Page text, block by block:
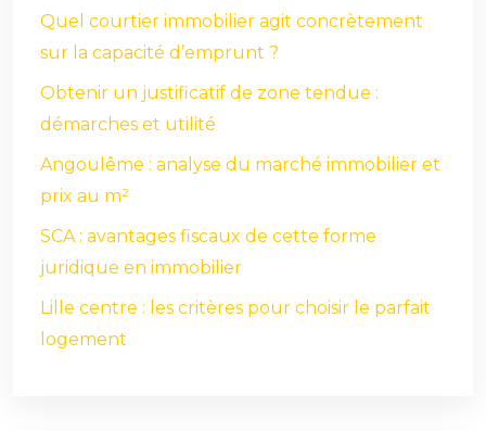
Quel courtier immobilier agit concrètement
sur la capacité d’emprunt ?
Obtenir un justificatif de zone tendue :
démarches et utilité
Angoulême : analyse du marché immobilier et
prix au m²
SCA : avantages fiscaux de cette forme
juridique en immobilier
Lille centre : les critères pour choisir le parfait
logement